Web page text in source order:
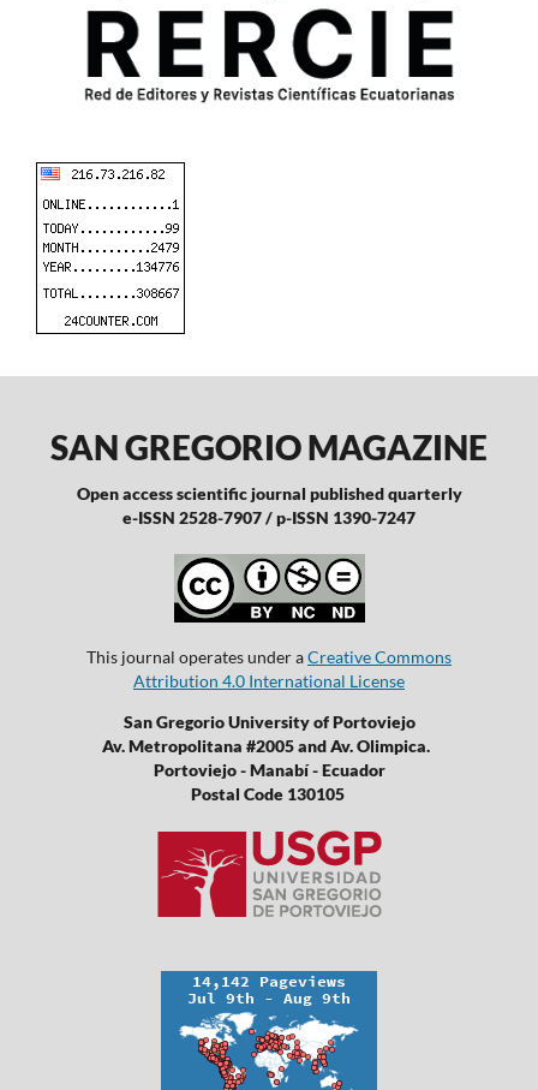
SAN GREGORIO MAGAZINE
Open access scientific journal published quarterly
e-ISSN 2528-7907 / p-ISSN 1390-7247
This journal operates under aCreative Commons
Attribution 4.0 International License
San Gregorio University of Portoviejo
Av. Metropolitana #2005 and Av. Olimpica.
Portoviejo - Manabí - Ecuador
Postal Code 130105